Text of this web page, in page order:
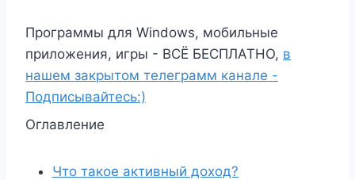
Программы для Windows, мобильные
приложения, игры - ВСЁ БЕСПЛАТНО, в
нашем закрытом телеграмм канале -
Подписывайтесь:)
Оглавление
Что такое активный доход?